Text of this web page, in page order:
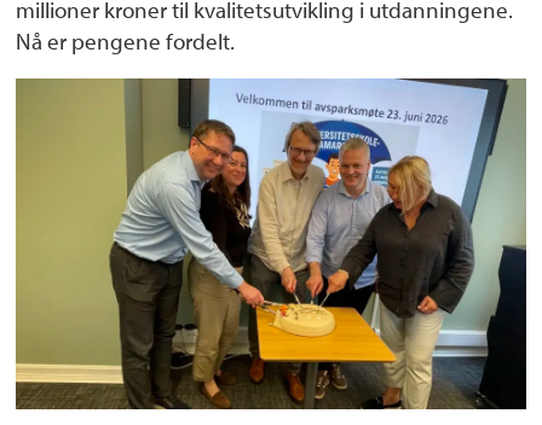
millioner kroner til kvalitetsutvikling i utdanningene.
Nå er pengene fordelt.